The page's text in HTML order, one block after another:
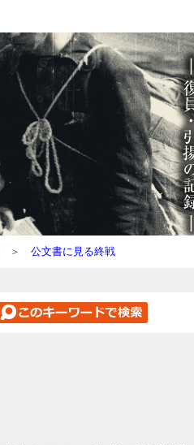
＞ 公文書に見る終戦